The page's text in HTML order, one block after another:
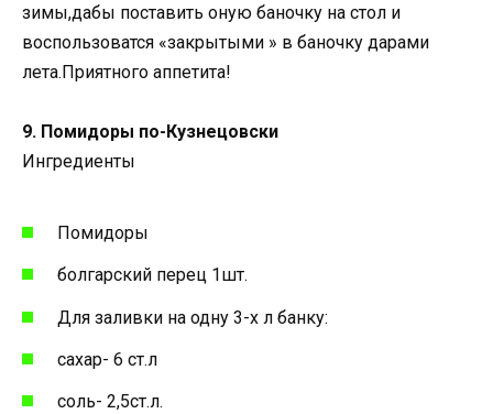
зимы,дабы поставить оную баночку на стол и
воспользоватся «закрытыми » в баночку дарами
лета.Приятного аппетита!
9. Помидоры по-Кузнецовски
Ингредиенты
Помидоры
болгарский перец 1шт.
Для заливки на одну 3-х л банку:
сахар- 6 ст.л
соль- 2,5ст.л.